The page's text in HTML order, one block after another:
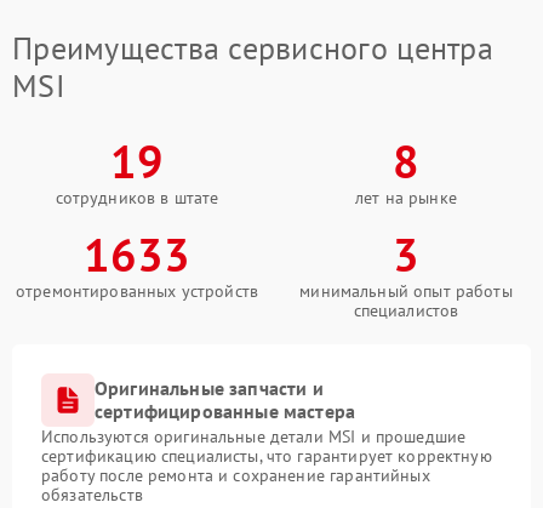
Преимущества сервисного центра
MSI
19
сотрудников в штате
8
лет на рынке
1633
отремонтированных устройств
3
минимальный опыт работы
специалистов
Оригинальные запчасти и
сертифицированные мастера
Используются оригинальные детали MSI и прошедшие
сертификацию специалисты, что гарантирует корректную
работу после ремонта и сохранение гарантийных
обязательств